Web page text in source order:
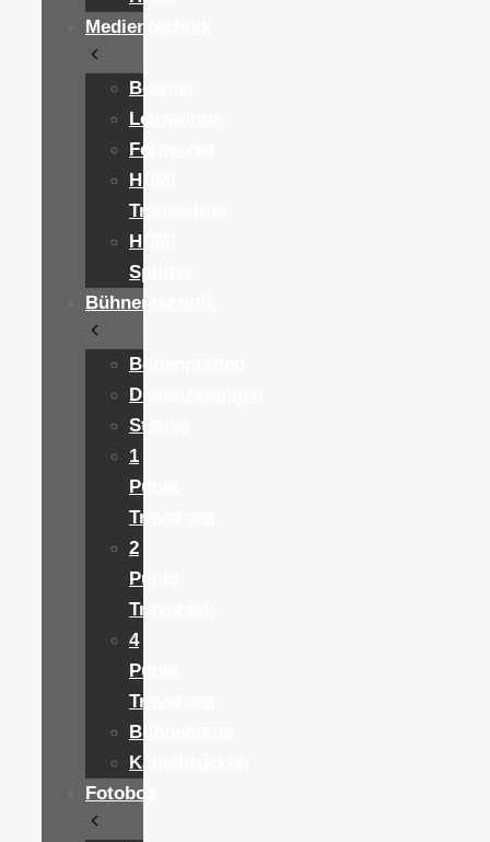
Medientechnik
Beamer
Leinwände
Fernseher
HDMI
Transmitter
HDMI
Splitter
Bühnentechnik
Bodenplatten
Distanzstangen
Stative
1
Punkt
Traversen
2
Punkt
Traversen
4
Punkt
Traversen
Bühnenteile
Kabelbrücken
Fotobox